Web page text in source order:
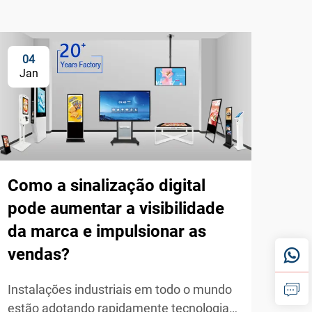
04
Jan
Como a sinalização digital
pode aumentar a visibilidade
da marca e impulsionar as
vendas?
Instalações industriais em todo o mundo
estão adotando rapidamente tecnologias